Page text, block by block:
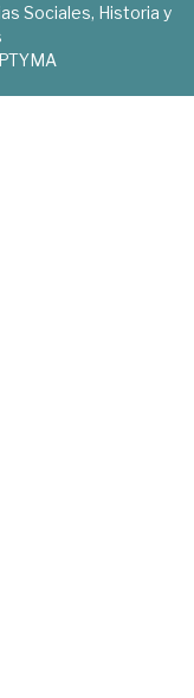
Sociales, Historia y